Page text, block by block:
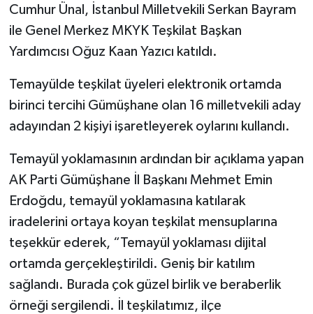
Cumhur Ünal, İstanbul Milletvekili Serkan Bayram
ile Genel Merkez MKYK Teşkilat Başkan
Yardımcısı Oğuz Kaan Yazıcı katıldı.
Temayülde teşkilat üyeleri elektronik ortamda
birinci tercihi Gümüşhane olan 16 milletvekili aday
adayından 2 kişiyi işaretleyerek oylarını kullandı.
Temayül yoklamasının ardından bir açıklama yapan
AK Parti Gümüşhane İl Başkanı Mehmet Emin
Erdoğdu, temayül yoklamasına katılarak
iradelerini ortaya koyan teşkilat mensuplarına
teşekkür ederek, “Temayül yoklaması dijital
ortamda gerçekleştirildi. Geniş bir katılım
sağlandı. Burada çok güzel birlik ve beraberlik
örneği sergilendi. İl teşkilatımız, ilçe